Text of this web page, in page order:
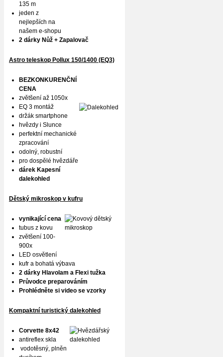
135 m
jeden z
nejlepších na
našem e-shopu
2 dárky Nůž + Zapalovač
Astro teleskop Pollux 150/1400 (EQ3)
BEZKONKURENČNÍ
CENA
zvětšení až 1050x
EQ 3 montáž
držák smartphone
hvězdy i Slunce
perfektní mechanické
zpracování
odolný, robustní
pro dospělé hvězdáře
dárek Kapesní
dalekohled
Dětský mikroskop v kufru
vynikající cena
tubus z kovu
zvětšení 100-
900x
LED osvětlení
kufr a bohatá výbava
2 dárky Hlavolam a Flexi tužka
Průvodce preparováním
Prohlédněte si video se vzorky
Kompaktní turistický dalekohled
Corvette 8x42
antireflex skla
vodotěsný, plněn